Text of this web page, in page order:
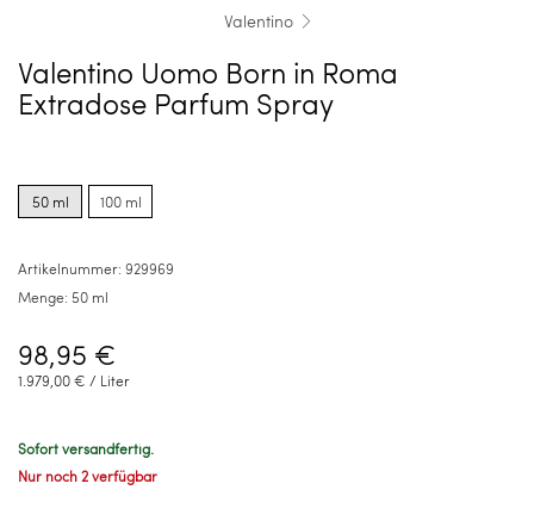
Valentino
Valentino Uomo Born in Roma
Extradose Parfum Spray
options
for50 ml
options
for
100 ml
Artikelnummer: 929969
Menge: 50 ml
98,95 €
1.979,00 € / Liter
Sofort versandfertig.
Nur noch 2 verfügbar